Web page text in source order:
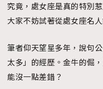
究竟，處女座是真的特別
大家不妨試著從處女座名
筆者仰天望星多年，說句
太多」的經歷。金牛的倔
能沒一點差錯？